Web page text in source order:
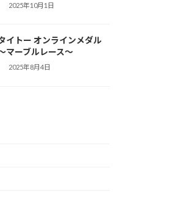
2025年10月1日
イトー オンラインメダル
マーブルレース～
2025年8月4日